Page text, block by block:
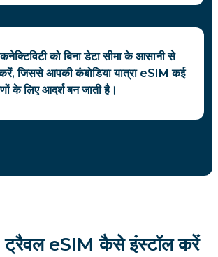
को बिना डेटा सीमा के आसानी से
जिससे आपकी कंबोडिया यात्रा eSIM कई
के लिए आदर्श बन जाती है।
eSIM कैसे इंस्टॉल करें